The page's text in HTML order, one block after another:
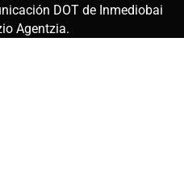
DOT de Inmediobai
Agentzia.